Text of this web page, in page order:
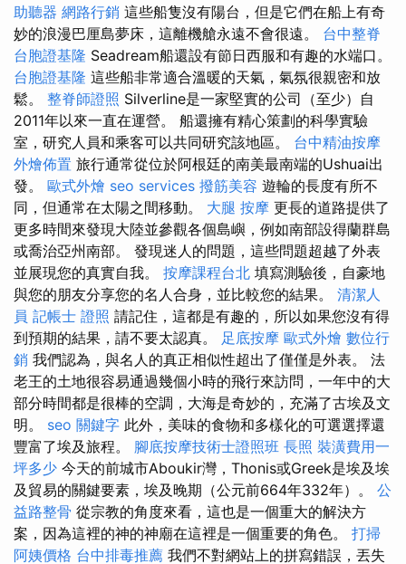
助聽器 網路行銷 這些船隻沒有陽台，但是它們在船上有奇
妙的浪漫巴厘島夢床，這離機艙永遠不會很遠。 台中整脊
台胞證基隆 Seadream船還設有節日西服和有趣的水端口。
台胞證基隆 這些船非常適合溫暖的天氣，氣氛很親密和放
鬆。 整脊師證照 Silverline是一家堅實的公司（至少）自
2011年以來一直在運營。 船還擁有精心策劃的科學實驗
室，研究人員和乘客可以共同研究該地區。 台中精油按摩
外燴佈置 旅行通常從位於阿根廷的南美最南端的Ushuai出
發。 歐式外燴 seo services 撥筋美容 遊輪的長度有所不
同，但通常在太陽之間移動。 大腿 按摩 更長的道路提供了
更多時間來發現大陸並參觀各個島嶼，例如南部設得蘭群島
或喬治亞州南部。 發現迷人的問題，這些問題超越了外表
並展現您的真實自我。 按摩課程台北 填寫測驗後，自豪地
與您的朋友分享您的名人合身，並比較您的結果。 清潔人
員 記帳士 證照 請記住，這都是有趣的，所以如果您沒有得
到預期的結果，請不要太認真。 足底按摩 歐式外燴 數位行
銷 我們認為，與名人的真正相似性超出了僅僅是外表。 法
老王的土地很容易通過幾個小時的飛行來訪問，一年中的大
部分時間都是很棒的空調，大海是奇妙的，充滿了古埃及文
明。 seo 關鍵字 此外，美味的食物和多樣化的可選選擇還
豐富了埃及旅程。 腳底按摩技術士證照班 長照 裝潢費用一
坪多少 今天的前城市Aboukir灣，Thonis或Greek是埃及埃
及貿易的關鍵要素，埃及晚期（公元前664年332年）。 公
益路整骨 從宗教的角度來看，這也是一個重大的解決方
案，因為這裡的神的神廟在這裡是一個重要的角色。 打掃
阿姨價格 台中排毒推薦 我們不對網站上的拼寫錯誤，丟失